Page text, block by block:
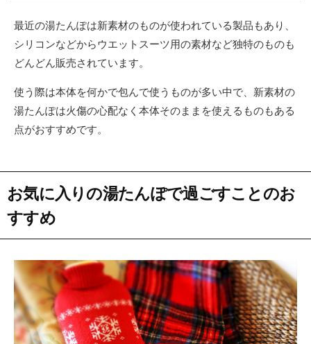
最近の湯たんぽは新素材のものが使われている製品もあり、
シリコンなどからウエットスーツ用の素材など独特のものも
どんどん販売されています。
使う際は本体を何かで包んで使うものが多い中で、新素材の
湯たんぽは火傷の心配なく本体そのままを使えるものもある
点がおすすめです。
お気に入りの湯たんぽで過ごすことのお
すすめ